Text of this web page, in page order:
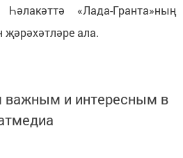
«Лада-Гранта»ның
җәрәхәтләре ала.
важным и интересным в